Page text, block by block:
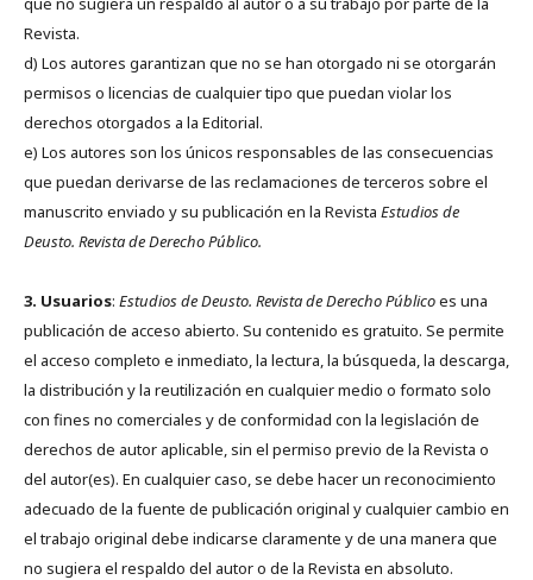
Revista.
d) Los autores garantizan que no se han otorgado ni se otorgarán
permisos o licencias de cualquier tipo que puedan violar los
derechos otorgados a la Editorial.
e) Los autores son los únicos responsables de las consecuencias
que puedan derivarse de las reclamaciones de terceros sobre el
manuscrito enviado y su publicación en la Revista Estudios de
Deusto. Revista de Derecho Público.
3. Usuarios: Estudios de Deusto. Revista de Derecho Públicoes una
publicación de acceso abierto. Su contenido es gratuito. Se permite
el acceso completo e inmediato, la lectura, la búsqueda, la descarga,
la distribución y la reutilización en cualquier medio o formato solo
con fines no comerciales y de conformidad con la legislación de
derechos de autor aplicable, sin el permiso previo de la Revista o
del autor(es). En cualquier caso, se debe hacer un reconocimiento
adecuado de la fuente de publicación original y cualquier cambio en
el trabajo original debe indicarse claramente y de una manera que
no sugiera el respaldo del autor o de la Revista en absoluto.